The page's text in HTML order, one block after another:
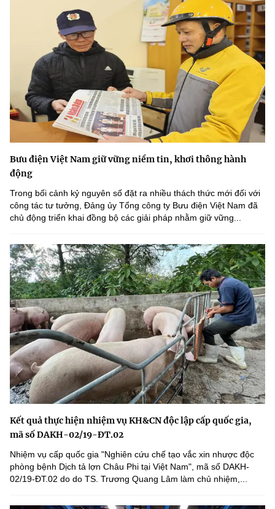
Bưu điện Việt Nam giữ vững niềm tin, khơi thông hành
động
Trong bối cảnh kỷ nguyên số đặt ra nhiều thách thức mới đối với
công tác tư tưởng, Đảng ủy Tổng công ty Bưu điện Việt Nam đã
chủ động triển khai đồng bộ các giải pháp nhằm giữ vững...
Kết quả thực hiện nhiệm vụ KH&CN độc lập cấp quốc gia,
mã số DAKH-02/19-ĐT.02
Nhiệm vụ cấp quốc gia "Nghiên cứu chế tạo vắc xin nhược độc
phòng bệnh Dịch tả lợn Châu Phi tại Việt Nam", mã số DAKH-
02/19-ĐT.02 do do TS. Trương Quang Lâm làm chủ nhiệm,...